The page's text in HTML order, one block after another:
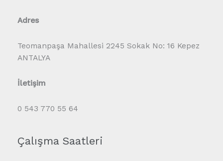
Adres
Teomanpaşa Mahallesi 2245 Sokak No: 16 Kepez
ANTALYA
İletişim
0 543 770 55 64
Çalışma Saatleri